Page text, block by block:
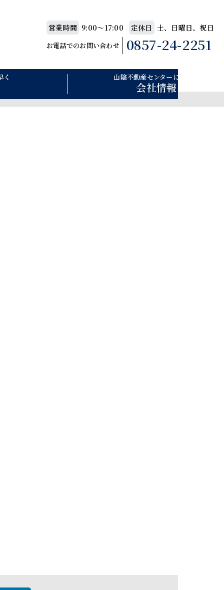
営業時間 9:00〜17:00 定休日 土、日曜日、祝日
お電話でのお問い合わせ 0857-24-2251
く 山陰不動産センターについて
会社情報